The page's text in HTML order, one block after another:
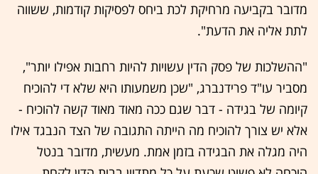
מדובר בקביעה מרחיקת לכת ביחס לפסיקות קודמות, ששווה
לתת אליה את הדעת".
"ההשלכות של פסק הדין עשויות להיות רחבות אפילו יותר",
מסביר עו"ד פרידנברג, "שכן משמעותו היא שלא די להוכיח
קיומה של בגידה - דבר שגם ככה מאוד מאוד קשה להוכיח -
אלא יש צורך להוכיח מה הייתה התגובה של הצד הנבגד אילו
היה מגלה את הבגידה בזמן אמת. מעשית, מדובר בנטל